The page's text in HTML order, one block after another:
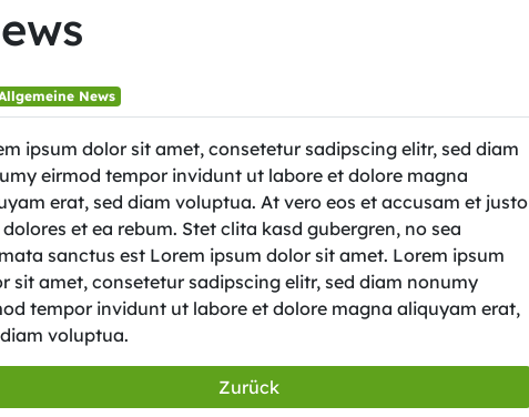
News
ipsum dolor sit amet, consetetur sadipscing elitr, sed diam
eirmod tempor invidunt ut labore et dolore magna
erat, sed diam voluptua. At vero eos et accusam et justo
et ea rebum. Stet clita kasd gubergren, no sea
sanctus est Lorem ipsum dolor sit amet. Lorem ipsum
sit amet, consetetur sadipscing elitr, sed diam nonumy
tempor invidunt ut labore et dolore magna aliquyam erat,
voluptua.
Zurück